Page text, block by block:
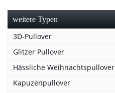
weitere Typen
3D-Pullover
Glitzer Pullover
Hässliche Weihnachtspullover
Kapuzenpullover